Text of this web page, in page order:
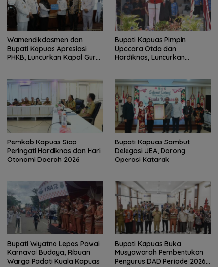
‎Wamendikdasmen dan
Bupati Kapuas Apresiasi
PHKB, Luncurkan Kapal Guru
Bupati Kapuas Pimpin
Upacara Otda dan
Hardiknas, Luncurkan
‎Pemkab Kapuas Siap
Peringati Hardiknas dan Hari
Otonomi Daerah 2026
Bupati Kapuas Sambut
Delegasi UEA, Dorong
Operasi Katarak
Bupati Wiyatno Lepas Pawai
Karnaval Budaya, Ribuan
Warga Padati Kuala Kapuas
Bupati Kapuas Buka
Musyawarah Pembentukan
Pengurus DAD Periode 2026–